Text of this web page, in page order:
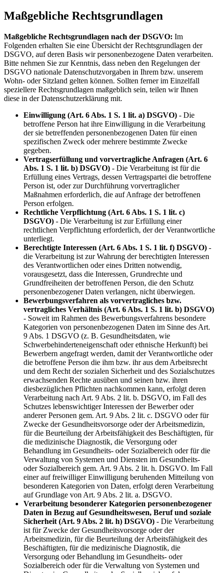
Maßgebliche Rechtsgrundlagen
Maßgebliche Rechtsgrundlagen nach der DSGVO: Im
Folgenden erhalten Sie eine Übersicht der Rechtsgrundlagen der
DSGVO, auf deren Basis wir personenbezogene Daten verarbeiten.
Bitte nehmen Sie zur Kenntnis, dass neben den Regelungen der
DSGVO nationale Datenschutzvorgaben in Ihrem bzw. unserem
Wohn- oder Sitzland gelten können. Sollten ferner im Einzelfall
speziellere Rechtsgrundlagen maßgeblich sein, teilen wir Ihnen
diese in der Datenschutzerklärung mit.
Einwilligung (Art. 6 Abs. 1 S. 1 lit. a) DSGVO) - Die
betroffene Person hat ihre Einwilligung in die Verarbeitung
der sie betreffenden personenbezogenen Daten für einen
spezifischen Zweck oder mehrere bestimmte Zwecke
gegeben.
Vertragserfüllung und vorvertragliche Anfragen (Art. 6
Abs. 1 S. 1 lit. b) DSGVO) - Die Verarbeitung ist für die
Erfüllung eines Vertrags, dessen Vertragspartei die betroffene
Person ist, oder zur Durchführung vorvertraglicher
Maßnahmen erforderlich, die auf Anfrage der betroffenen
Person erfolgen.
Rechtliche Verpflichtung (Art. 6 Abs. 1 S. 1 lit. c)
DSGVO) - Die Verarbeitung ist zur Erfüllung einer
rechtlichen Verpflichtung erforderlich, der der Verantwortliche
unterliegt.
Berechtigte Interessen (Art. 6 Abs. 1 S. 1 lit. f) DSGVO) -
die Verarbeitung ist zur Wahrung der berechtigten Interessen
des Verantwortlichen oder eines Dritten notwendig,
vorausgesetzt, dass die Interessen, Grundrechte und
Grundfreiheiten der betroffenen Person, die den Schutz
personenbezogener Daten verlangen, nicht überwiegen.
Bewerbungsverfahren als vorvertragliches bzw.
vertragliches Verhältnis (Art. 6 Abs. 1 S. 1 lit. b) DSGVO)
- Soweit im Rahmen des Bewerbungsverfahrens besondere
Kategorien von personenbezogenen Daten im Sinne des Art.
9 Abs. 1 DSGVO (z. B. Gesundheitsdaten, wie
Schwerbehinderteneigenschaft oder ethnische Herkunft) bei
Bewerbern angefragt werden, damit der Verantwortliche oder
die betroffene Person die ihm bzw. ihr aus dem Arbeitsrecht
und dem Recht der sozialen Sicherheit und des Sozialschutzes
erwachsenden Rechte ausüben und seinen bzw. ihren
diesbezüglichen Pflichten nachkommen kann, erfolgt deren
Verarbeitung nach Art. 9 Abs. 2 lit. b. DSGVO, im Fall des
Schutzes lebenswichtiger Interessen der Bewerber oder
anderer Personen gem. Art. 9 Abs. 2 lit. c. DSGVO oder für
Zwecke der Gesundheitsvorsorge oder der Arbeitsmedizin,
für die Beurteilung der Arbeitsfähigkeit des Beschäftigten, für
die medizinische Diagnostik, die Versorgung oder
Behandlung im Gesundheits- oder Sozialbereich oder für die
Verwaltung von Systemen und Diensten im Gesundheits-
oder Sozialbereich gem. Art. 9 Abs. 2 lit. h. DSGVO. Im Fall
einer auf freiwilliger Einwilligung beruhenden Mitteilung von
besonderen Kategorien von Daten, erfolgt deren Verarbeitung
auf Grundlage von Art. 9 Abs. 2 lit. a. DSGVO.
Verarbeitung besonderer Kategorien personenbezogener
Daten in Bezug auf Gesundheitswesen, Beruf und soziale
Sicherheit (Art. 9 Abs. 2 lit. h) DSGVO) - Die Verarbeitung
ist für Zwecke der Gesundheitsvorsorge oder der
Arbeitsmedizin, für die Beurteilung der Arbeitsfähigkeit des
Beschäftigten, für die medizinische Diagnostik, die
Versorgung oder Behandlung im Gesundheits- oder
Sozialbereich oder für die Verwaltung von Systemen und